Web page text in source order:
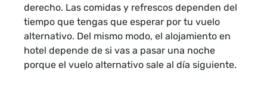
derecho. Las comidas y refrescos dependen del
tiempo que tengas que esperar por tu vuelo
alternativo. Del mismo modo, el alojamiento en
hotel depende de si vas a pasar una noche
porque el vuelo alternativo sale al día siguiente.